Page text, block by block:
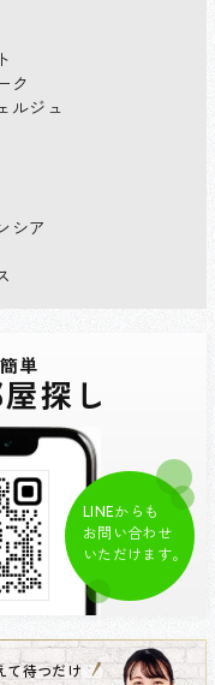
ク
ルジュ
シア
単
探し
LINEからも
お問い合わせ
いただけます。
て待つだけ